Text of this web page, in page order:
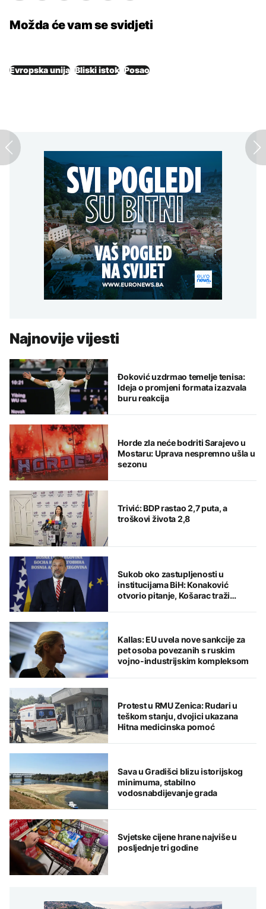
Možda će vam se svidjeti
Evropska unija Bliski istok Posao
Najnovije vijesti
Đoković uzdrmao temelje tenisa:
Ideja o promjeni formata izazvala
buru reakcija
Horde zla neće bodriti Sarajevo u
Mostaru: Uprava nespremno ušla u
sezonu
Trivić: BDP rastao 2,7 puta, a
troškovi života 2,8
Sukob oko zastupljenosti u
institucijama BiH: Konaković
otvorio pitanje, Košarac traži
Kallas: EU uvela nove sankcije za
pet osoba povezanih s ruskim
vojno-industrijskim kompleksom
Protest u RMU Zenica: Rudari u
teškom stanju, dvojici ukazana
Hitna medicinska pomoć
Sava u Gradišci blizu istorijskog
minimuma, stabilno
vodosnabdijevanje grada
Svjetske cijene hrane najviše u
posljednje tri godine